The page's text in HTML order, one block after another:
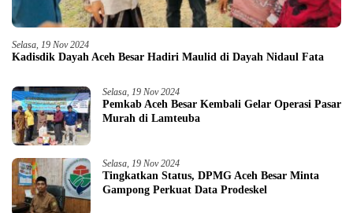
Selasa, 19 Nov 2024
Kadisdik Dayah Aceh Besar Hadiri Maulid di Dayah Nidaul Fata
Selasa, 19 Nov 2024
Pemkab Aceh Besar Kembali Gelar Operasi Pasar
Murah di Lamteuba
Selasa, 19 Nov 2024
Tingkatkan Status, DPMG Aceh Besar Minta
Gampong Perkuat Data Prodeskel